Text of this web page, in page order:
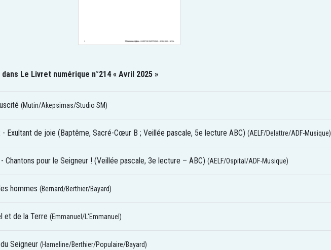
Le Livret numérique n°214 « Avril 2025 »
(Mutin/Akepsimas/Studio SM)
Exultant de joie (Baptême, Sacré-Cœur B ; Veillée pascale, 5e lecture ABC) (AELF/Delattre/ADF-Musique)
Chantons pour le Seigneur ! (Veillée pascale, 3e lecture – ABC) (AELF/Ospital/ADF-Musique)
hommes (Bernard/Berthier/Bayard)
et de la Terre (Emmanuel/L'Emmanuel)
Seigneur (Hameline/Berthier/Populaire/Bayard)